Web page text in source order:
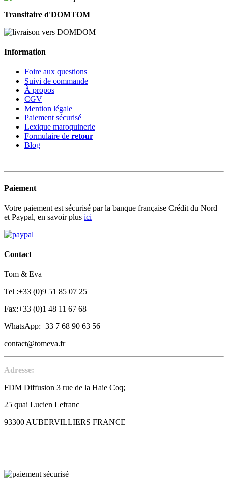
Transitaire d'DOMTOM
Information
Foire aux questions
Suivi de commande
À propos
CGV
Mention légale
Paiement sécurisé
Lexique maroquinerie
Formulaire de retour
Blog
Paiement
Votre paiement est sécurisé par la banque française Crédit du Nord
et Paypal, en savoir plus ici
Contact
Tom & Eva
Tel :+33 (0)9 51 85 07 25
Fax:+33 (0)1 48 11 67 68
WhatsApp:+33 7 68 90 63 56
contact@tomeva.fr
Adresse:
FDM Diffusion 3 rue de la Haie Coq;
25 quai Lucien Lefranc
93300 AUBERVILLIERS FRANCE